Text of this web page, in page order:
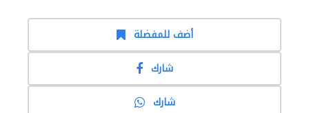
أضف للمفضلة
شارك
شارك